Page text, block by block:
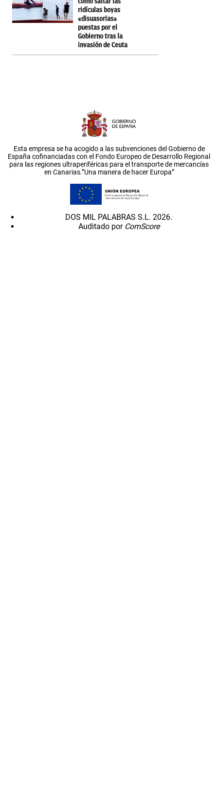
ridículas boyas
«disuasorias»
puestas por el
Gobierno tras la
invasión de Ceuta
Esta empresa se ha acogido a las subvenciones del Gobierno de
España cofinanciadas con el Fondo Europeo de Desarrollo Regional
para las regiones ultraperiféricas para el transporte de mercancías
en Canarias.”Una manera de hacer Europa”
DOS MIL PALABRAS S.L. 2026.
Auditado por ComScore